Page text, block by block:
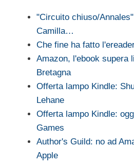
"Circuito chiuso/
Camilla…
Che fine ha fatto
Amazon, l'ebook supera
Bretagna
Offerta lampo Kindle:
Lehane
Offerta lampo Kindle:
Games
Author's Guild: no ad
Apple